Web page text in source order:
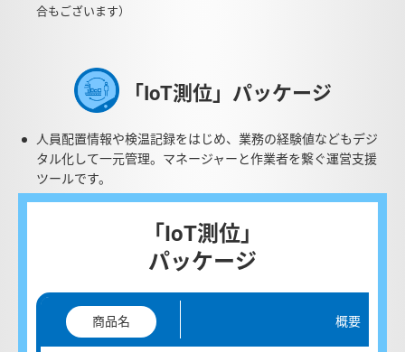
合もございます）
「IoT測位」パッケージ
人員配置情報や検温記録をはじめ、業務の経験値などもデジ
タル化して一元管理。マネージャーと作業者を繋ぐ運営支援
ツールです。
「IoT測位」
パッケージ
商品名 概要